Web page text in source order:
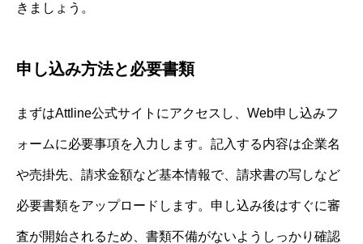
きましょう。
申し込み方法と必要書類
まずはAttline公式サイトにアクセスし、Web申し込みフ
ォームに必要事項を入力します。記入する内容は企業名
や売掛先、請求金額など基本情報で、請求書の写しなど
必要書類をアップロードします。申し込み後はすぐに審
査が開始されるため、書類不備がないようしっかり確認